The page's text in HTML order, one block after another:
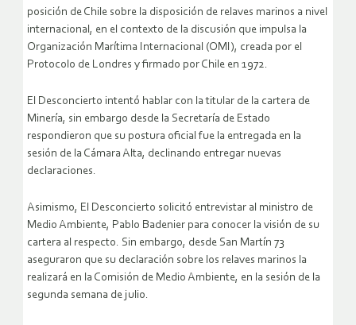
posición de Chile sobre la disposición de relaves marinos a nivel
internacional, en el contexto de la discusión que impulsa la
Organización Marítima Internacional (OMI), creada por el
Protocolo de Londres y firmado por Chile en 1972.
El Desconcierto intentó hablar con la titular de la cartera de
Minería, sin embargo desde la Secretaría de Estado
respondieron que su postura oficial fue la entregada en la
sesión de la Cámara Alta, declinando entregar nuevas
declaraciones.
Asimismo, El Desconcierto solicitó entrevistar al ministro de
Medio Ambiente, Pablo Badenier para conocer la visión de su
cartera al respecto. Sin embargo, desde San Martín 73
aseguraron que su declaración sobre los relaves marinos la
realizará en la Comisión de Medio Ambiente, en la sesión de la
segunda semana de julio.